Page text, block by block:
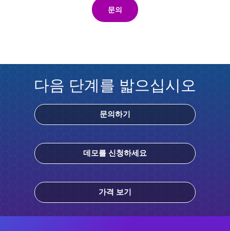
문의
다음 단계를 밟으십시오
문의하기
데모를 신청하세요
가격 보기